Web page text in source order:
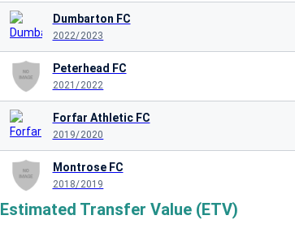
Dumbarton FC
2022/2023
Peterhead FC
2021/2022
Forfar Athletic FC
2019/2020
Montrose FC
2018/2019
Estimated Transfer Value (ETV)